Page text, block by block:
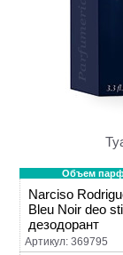
Объем
Narciso
Bleu Noir deo
дезодорант
Артикул: 369795